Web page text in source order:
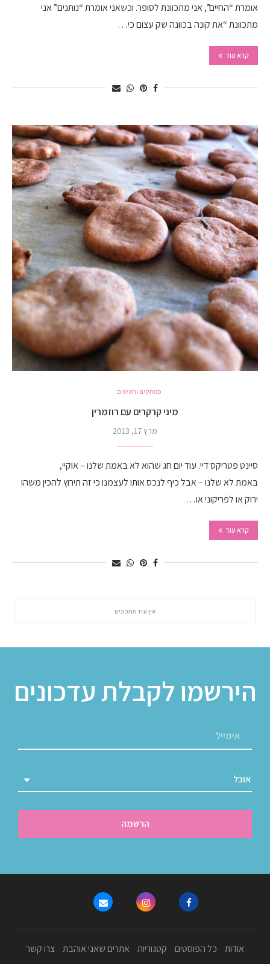
אומרת “החיים”, אני מתכוונת לסופר. וכשאני אומרת “נותנים” אני
מתכוונת “את קונה בכוונה שק עצום כי…
קרא עוד
ממתקים וחטיפים
מיני קרקרים עם רוזמרין
מרץ 17, 2013
סיינט פטריקס דיי. עוד יום חג שהוא לא באמת שלנו – אוקיי,
באמת לא שלנו – אבל כיף לנכס אותו לעצמנו כי זה תירוץ להכין משהו
ירוק או לפריקוני או…
קרא עוד
הירשמו לקבלת עדכונים
כל הפוסטים קטגוריות אתרים שאני אוהבת